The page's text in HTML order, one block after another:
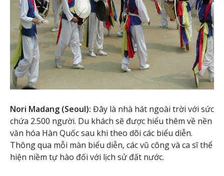
Nori Madang (Seoul): Đây là nhà hát ngoài trời với sức
chứa 2.500 người. Du khách sẽ được hiểu thêm về nền
văn hóa Hàn Quốc sau khi theo dõi các biểu diễn.
Thông qua mỗi màn biểu diễn, các vũ công và ca sĩ thể
hiện niềm tự hào đối với lịch sử đất nước.